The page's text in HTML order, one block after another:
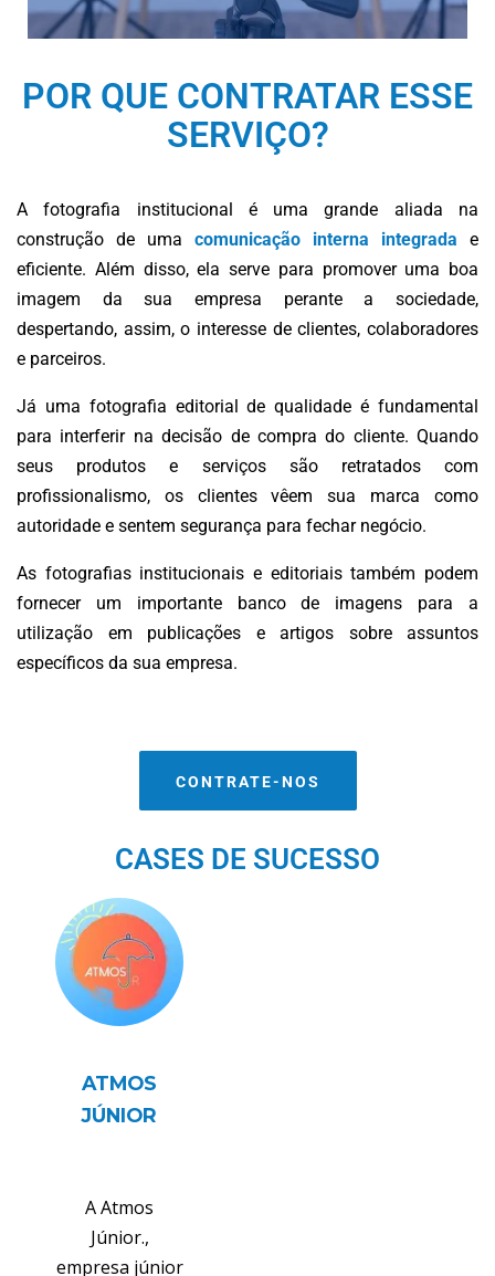
POR QUE CONTRATAR ESSE
SERVIÇO?
A fotografia institucional é uma grande aliada na
construção de uma comunicação interna integrada e
eficiente. Além disso, ela serve para promover uma boa
imagem da sua empresa perante a sociedade,
despertando, assim, o interesse de clientes, colaboradores
e parceiros.
Já uma fotografia editorial de qualidade é fundamental
para interferir na decisão de compra do cliente. Quando
seus produtos e serviços são retratados com
profissionalismo, os clientes vêem sua marca como
autoridade e sentem segurança para fechar negócio.
As fotografias institucionais e editoriais também podem
fornecer um importante banco de imagens para a
utilização em publicações e artigos sobre assuntos
específicos da sua empresa.
CONTRATE-NOS
CASES DE SUCESSO
ATMOS
JÚNIOR
A Atmos
Júnior.,
empresa júnior